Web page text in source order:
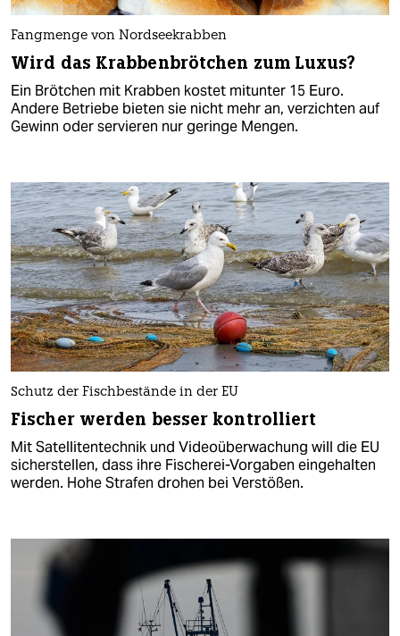
Fangmenge von Nordseekrabben
Wird das Krabbenbrötchen zum Luxus?
Ein Brötchen mit Krabben kostet mitunter 15 Euro.
Andere Betriebe bieten sie nicht mehr an, verzichten auf
Gewinn oder servieren nur geringe Mengen.
Schutz der Fischbestände in der EU
Fischer werden besser kontrolliert
Mit Satellitentechnik und Videoüberwachung will die EU
sicherstellen, dass ihre Fischerei-Vorgaben eingehalten
werden. Hohe Strafen drohen bei Verstößen.